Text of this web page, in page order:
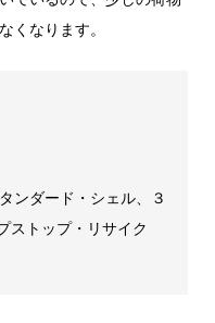
くなります。
ンダード・シェル、３
ストップ・リサイク